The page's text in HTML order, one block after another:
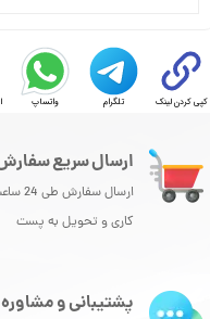
کپی کردن لینک تلگرام واتساپ
ارسال سریع
ارسال سفارش
کاری و تحویل به پست
پشتیبانی و مشاوره